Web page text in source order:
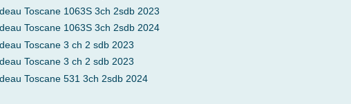
Toscane 1063S 3ch 2sdb 2023
Toscane 1063S 3ch 2sdb 2024
Toscane 3 ch 2 sdb 2023
Toscane 3 ch 2 sdb 2023
Toscane 531 3ch 2sdb 2024